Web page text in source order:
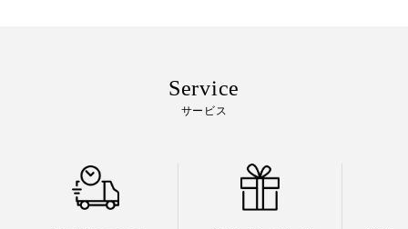
Service
サービス